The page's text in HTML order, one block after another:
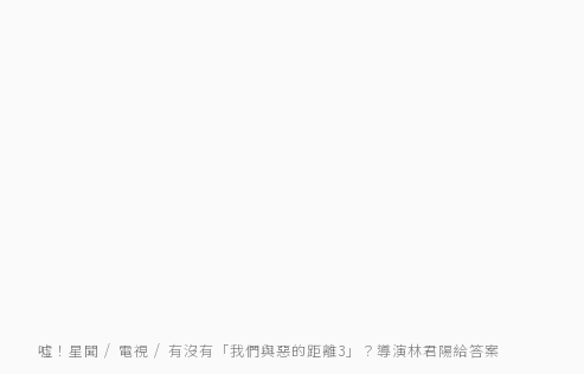
噓！星聞 電視 有沒有「我們與惡的距離3」？導演林君陽給答案